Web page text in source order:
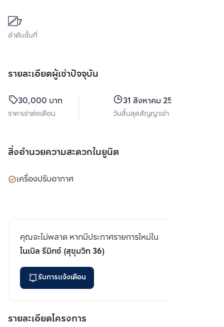
7
ลำดับชั้นที่
รายละเอียดผู้เช่าปัจจุบัน
30,000 บาท
ราคาเช่าต่อเดือน
31 สิงหาคม 2569
วันสิ้นสุดสัญญาเช่า
สิ่งอำนวยความสะดวกในยูนิต
เครื่องปรับอากาศ
คุณจะไม่พลาด หากมีประกาศรายการใหม่ใน
โนเบิล รีมิกซ์ (สุขุมวิท 36)
รับการแจ้งเตือน
รายละเอียดโครงการ